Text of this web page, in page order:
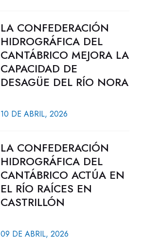
LA CONFEDERACIÓN
HIDROGRÁFICA DEL
CANTÁBRICO MEJORA LA
CAPACIDAD DE
DESAGÜE DEL RÍO NORA
10 DE ABRIL, 2026
LA CONFEDERACIÓN
HIDROGRÁFICA DEL
CANTÁBRICO ACTÚA EN
EL RÍO RAÍCES EN
CASTRILLÓN
09 DE ABRIL, 2026